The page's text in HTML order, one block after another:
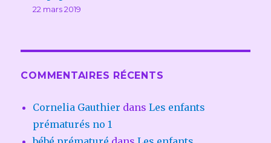
22 mars 2019
COMMENTAIRES RÉCENTS
Cornelia Gauthier dansLes enfants
prématurés no 1